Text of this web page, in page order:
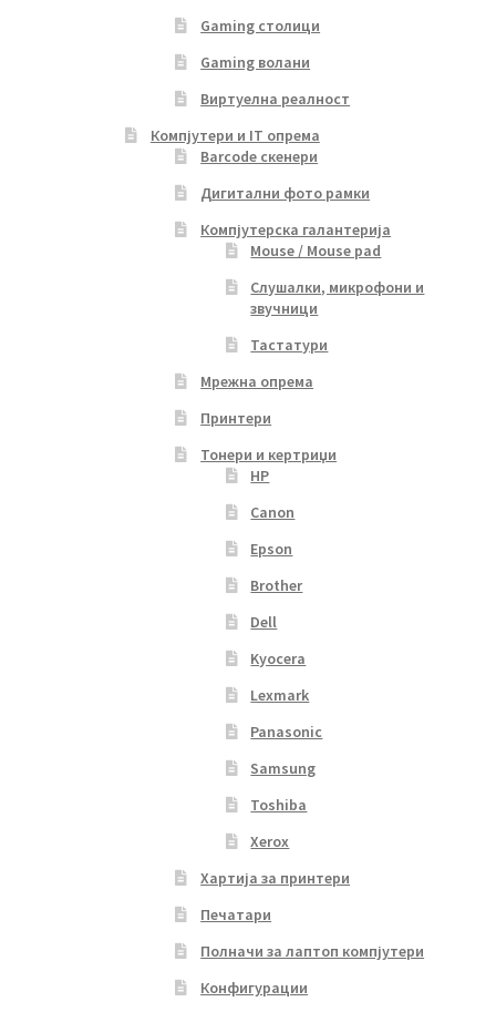
Gaming столици
Gaming волани
Виртуелна реалност
Компјутери и IT опрема
Barcode скенери
Дигитални фото рамки
Компјутерска галантерија
Mouse / Mouse pad
Слушалки, микрофони и
звучници
Тастатури
Мрежна опрема
Принтери
Тонери и кертриџи
HP
Canon
Epson
Brother
Dell
Kyocera
Lexmark
Panasonic
Samsung
Toshiba
Xerox
Хартија за принтери
Печатари
Полначи за лаптоп компјутери
Конфигурации